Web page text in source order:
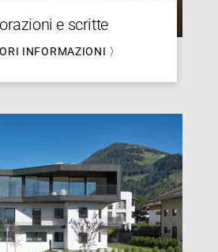
e scritte
INFORMAZIONI 〉